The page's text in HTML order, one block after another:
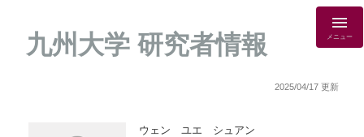
九州大学 研究者情報 メニュー
2025/04/17 更新
ウェン ユエ シュアン